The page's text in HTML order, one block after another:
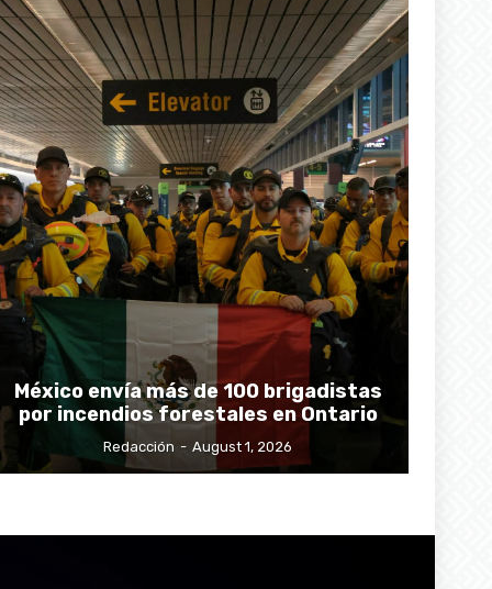
México envía más de 100 brigadistas
por incendios forestales en Ontario
Redacción - August 1, 2026